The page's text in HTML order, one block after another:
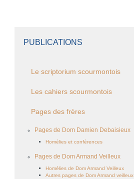
PUBLICATIONS
Le scriptorium scourmontois
Les cahiers scourmontois
Pages des frères
Pages de Dom Damien Debaisieux
Homélies et conférences
Pages de Dom Armand Veilleux
Homélies de Dom Armand Veilleux
Autres pages de Dom Armand veilleux